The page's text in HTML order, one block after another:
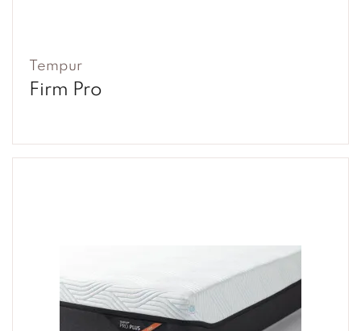
Tempur
Firm Pro